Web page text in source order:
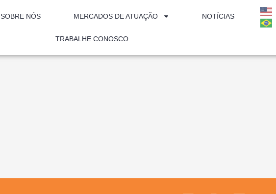
SOBRE NÓS MERCADOS DE ATUAÇÃO NOTÍCIAS
TRABALHE CONOSCO